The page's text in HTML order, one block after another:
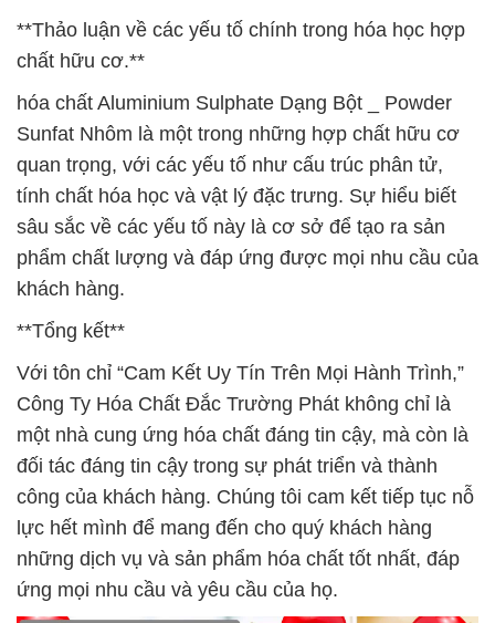
**Thảo luận về các yếu tố chính trong hóa học hợp
chất hữu cơ.**
hóa chất Aluminium Sulphate Dạng Bột _ Powder
Sunfat Nhôm là một trong những hợp chất hữu cơ
quan trọng, với các yếu tố như cấu trúc phân tử,
tính chất hóa học và vật lý đặc trưng. Sự hiểu biết
sâu sắc về các yếu tố này là cơ sở để tạo ra sản
phẩm chất lượng và đáp ứng được mọi nhu cầu của
khách hàng.
**Tổng kết**
Với tôn chỉ “Cam Kết Uy Tín Trên Mọi Hành Trình,”
Công Ty Hóa Chất Đắc Trường Phát không chỉ là
một nhà cung ứng hóa chất đáng tin cậy, mà còn là
đối tác đáng tin cậy trong sự phát triển và thành
công của khách hàng. Chúng tôi cam kết tiếp tục nỗ
lực hết mình để mang đến cho quý khách hàng
những dịch vụ và sản phẩm hóa chất tốt nhất, đáp
ứng mọi nhu cầu và yêu cầu của họ.